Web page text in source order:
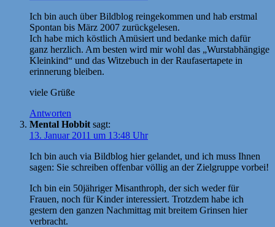
Ich bin auch über Bildblog reingekommen und hab erstmal
Spontan bis März 2007 zurückgelesen.
Ich habe mich köstlich Amüsiert und bedanke mich dafür
ganz herzlich. Am besten wird mir wohl das „Wurstabhängige
Kleinkind“ und das Witzebuch in der Raufasertapete in
erinnerung bleiben.
viele Grüße
Antworten
Mental Hobbit sagt:
13. Januar 2011 um 13:48 Uhr
Ich bin auch via Bildblog hier gelandet, und ich muss Ihnen
sagen: Sie schreiben offenbar völlig an der Zielgruppe vorbei!
Ich bin ein 50jähriger Misanthroph, der sich weder für
Frauen, noch für Kinder interessiert. Trotzdem habe ich
gestern den ganzen Nachmittag mit breitem Grinsen hier
verbracht.